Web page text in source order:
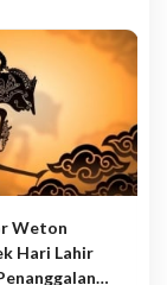
Weton
Hari Lahir